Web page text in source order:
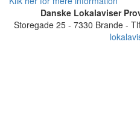
Danske Lokalaviser
Storegade 25 - 7330 Brande -